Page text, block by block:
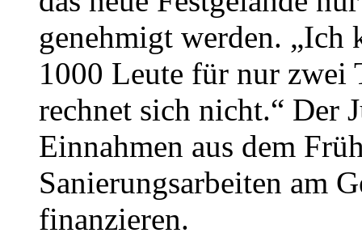
genehmigt werden. „Ich
1000 Leute für nur zwei
rechnet sich nicht.“ Der
Einnahmen aus dem
Sanierungsarbeiten am
finanzieren.